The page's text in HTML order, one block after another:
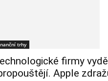
trhy
firmy
Apple